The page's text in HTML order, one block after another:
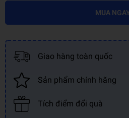
MUA
Giao hàng toàn quốc
Sản phẩm chính hãng
Tích điểm đổi quà